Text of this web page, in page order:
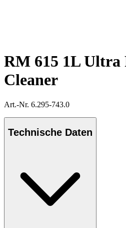
RM 615 1L Ultra
Cleaner
Art.-Nr. 6.295-743.0
Technische Daten